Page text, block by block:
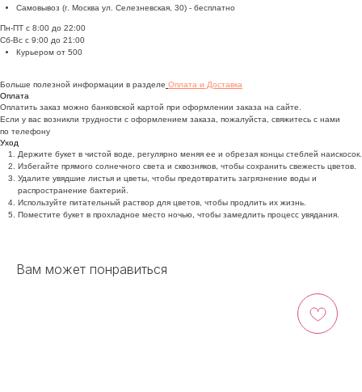
Самовывоз (г. Москва ул. Селезневская, 30) - бесплатно
Пн-ПТ с 8:00 до 22:00
Сб-Вс с 9:00 до 21:00
Курьером от 500
Больше полезной информации в разделе Оплата и Доставка
Оплата
Оплатить заказ можно банковской картой при оформлении заказа на сайте.
Если у вас возникли трудности с оформлением заказа, пожалуйста, свяжитесь с нами
по телефону
Уход
Держите букет в чистой воде, регулярно меняя ее и обрезая концы стеблей наискосок.
Избегайте прямого солнечного света и сквозняков, чтобы сохранить свежесть цветов.
Удалите увядшие листья и цветы, чтобы предотвратить загрязнение воды и
распространение бактерий.
Используйте питательный раствор для цветов, чтобы продлить их жизнь.
Поместите букет в прохладное место ночью, чтобы замедлить процесс увядания.
Вам может понравиться